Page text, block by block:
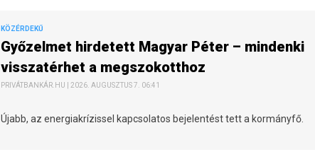
KÖZÉRDEKŰ
Győzelmet hirdetett Magyar Péter – mindenki
visszatérhet a megszokotthoz
PRIVÁTBANKÁR.HU | 2026. AUGUSZTUS 7. 06:41
Újabb, az energiakrízissel kapcsolatos bejelentést tett a kormányfő.